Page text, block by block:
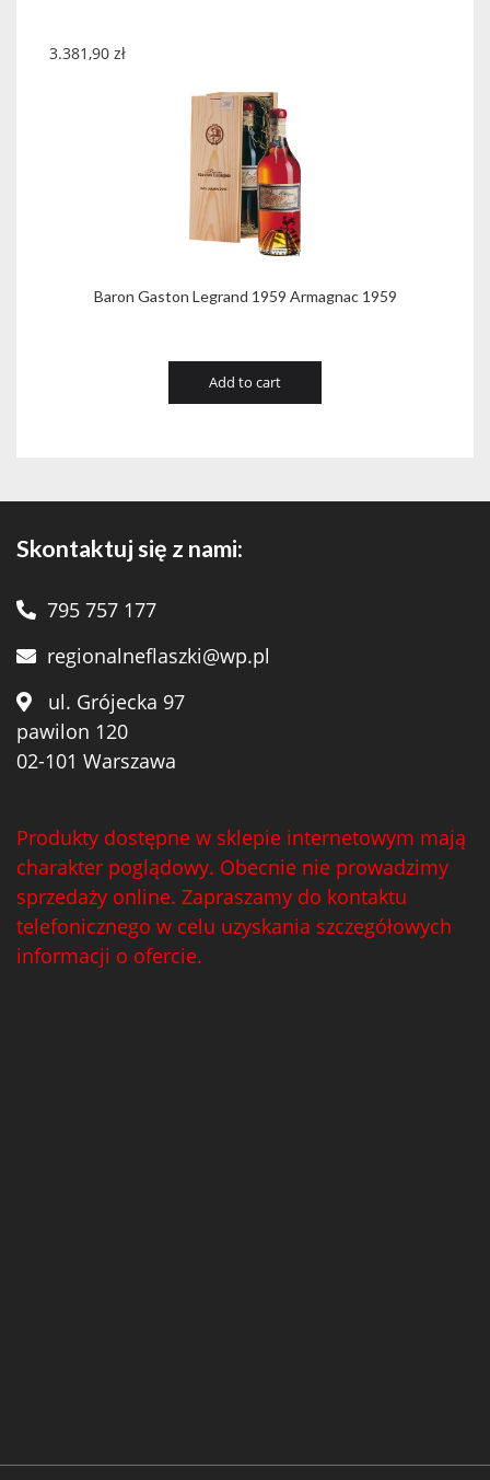
Baron Gaston Legrand 1959 Armagnac 1959
3.381,90 zł
Add to cart
Skontaktuj się z nami:
795 757 177
regionalneflaszki@wp.pl
ul. Grójecka 97
pawilon 120
02-101 Warszawa
Produkty dostępne w sklepie internetowym mają
charakter poglądowy. Obecnie nie prowadzimy
sprzedaży online. Zapraszamy do kontaktu
telefonicznego w celu uzyskania szczegółowych
informacji o ofercie.